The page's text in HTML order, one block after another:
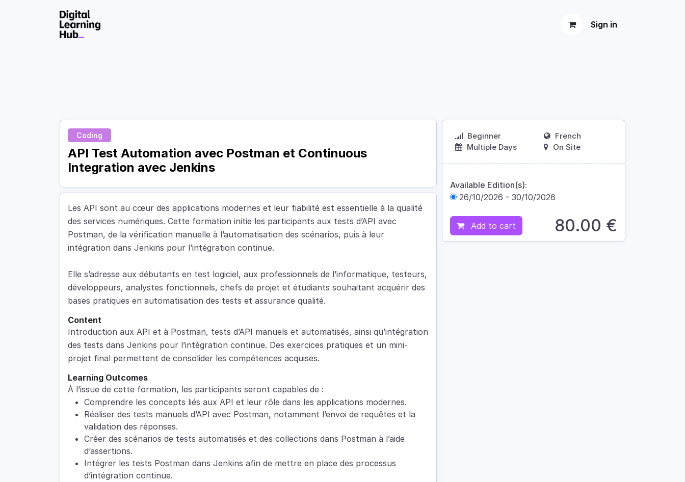
Sign in
Coding
API Test Automation avec Postman et Continuous
Integration avec Jenkins
Les API sont au cœur des applications modernes et leur fiabilité est essentielle à la qualité
des services numériques. Cette formation initie les participants aux tests d’API avec
Postman, de la vérification manuelle à l’automatisation des scénarios, puis à leur
intégration dans Jenkins pour l’intégration continue.
Elle s’adresse aux débutants en test logiciel, aux professionnels de l’informatique, testeurs,
développeurs, analystes fonctionnels, chefs de projet et étudiants souhaitant acquérir des
bases pratiques en automatisation des tests et assurance qualité.
Content
Introduction aux API et à Postman, tests d’API manuels et automatisés, ainsi qu’intégration
des tests dans Jenkins pour l’intégration continue. Des exercices pratiques et un mini-
projet final permettent de consolider les compétences acquises.
Learning Outcomes
À l’issue de cette formation, les participants seront capables de :
Comprendre les concepts liés aux API et leur rôle dans les applications modernes.
Réaliser des tests manuels d’API avec Postman, notamment l’envoi de requêtes et la
validation des réponses.
Créer des scénarios de tests automatisés et des collections dans Postman à l’aide
d’assertions.
Intégrer les tests Postman dans Jenkins afin de mettre en place des processus
d’intégration continue.
Beginner
Multiple Days
French
On Site
Available Edition(s):
26/10/2026 - 30/10/2026
Add to cart 80.00 €